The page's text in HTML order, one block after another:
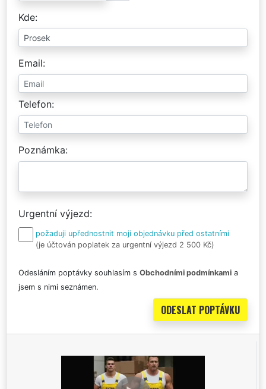
Kde
Email
Telefon
Poznámka
Urgentní výjezd
požaduji upřednostnit moji objednávku před ostatními
(je účtován poplatek za urgentní výjezd 2 500 Kč)
Odesláním poptávky souhlasím s Obchodními podmínkami a
jsem s nimi seznámen.